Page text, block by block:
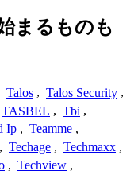
まるものも
Talos , Talos Security ,
TASBEL , Tbi ,
Ip , Teamme ,
, Techage , Techmaxx ,
, Techview ,